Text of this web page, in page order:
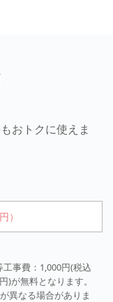
おトクに使えま
）
事費：1,000円(税込
)が無料となります。
異なる場合がありま